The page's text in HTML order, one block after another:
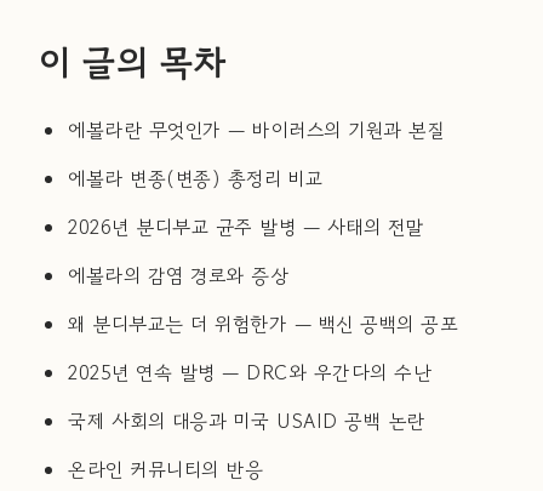
이 글의 목차
에볼라란 무엇인가 — 바이러스의 기원과 본질
에볼라 변종(변종) 총정리 비교
2026년 분디부교 균주 발병 — 사태의 전말
에볼라의 감염 경로와 증상
왜 분디부교는 더 위험한가 — 백신 공백의 공포
2025년 연속 발병 — DRC와 우간다의 수난
국제 사회의 대응과 미국 USAID 공백 논란
온라인 커뮤니티의 반응